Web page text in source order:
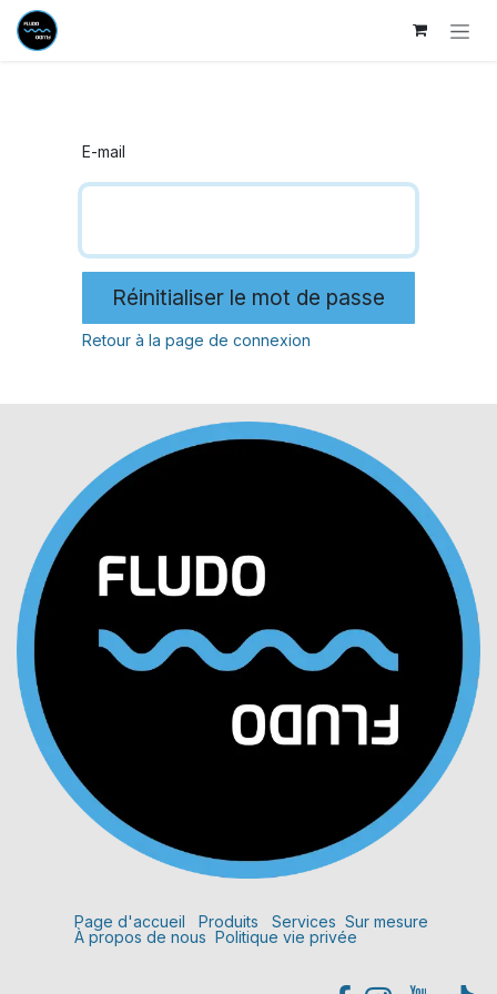
Se rendre au contenu
E-mail
Réinitialiser le mot de passe
Retour à la page de connexion
Page d'accueil Produits Services Sur mesure
À propos de nous Politique vie privée